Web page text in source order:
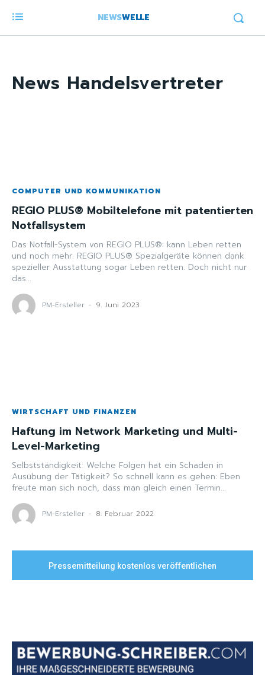
NEWSWELLE
News Handelsvertreter
COMPUTER UND KOMMUNIKATION
REGIO PLUS® Mobiltelefone mit patentierten
Notfallsystem
Das Notfall-System von REGIO PLUS®: kann Leben retten
und noch mehr. REGIO PLUS® Spezialgeräte können dank
spezieller Ausstattung sogar Leben retten. Doch nicht nur
das...
PM-Ersteller - 9. Juni 2023
WIRTSCHAFT UND FINANZEN
Haftung im Network Marketing und Multi-
Level-Marketing
Selbstständigkeit: Welche Folgen hat ein Schaden in
Ausübung der Tätigkeit? So schnell kann es gehen: Eben
freute man sich noch, dass man gleich einen Termin...
PM-Ersteller - 8. Februar 2022
Pressemitteilung kostenlos veröffentlichen